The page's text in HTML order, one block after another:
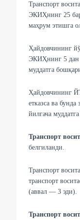
Транспорт
ЭКИҲнинг 25
маҳрум этишга
Ҳайдовчининг
ЭКИҲнинг 5 дан
муддатга
Ҳайдовчининг
етказса ва
йилгача
Транспорт
белгиланди.
Транспорт
транспорт
(аввал — 3 эди).
Транспорт